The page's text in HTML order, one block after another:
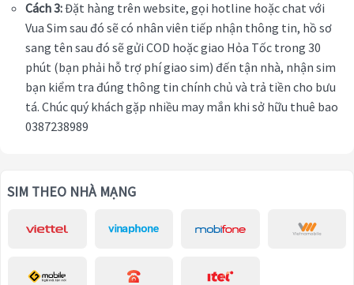
Cách 3:Đặt hàng trên website, gọi hotline hoặc chat với
Vua Sim sau đó sẽ có nhân viên tiếp nhận thông tin, hồ sơ
sang tên sau đó sẽ gửi COD hoặc giao Hỏa Tốc trong 30
phút (bạn phải hỗ trợ phí giao sim) đến tận nhà, nhận sim
bạn kiểm tra đúng thông tin chính chủ và trả tiền cho bưu
tá. Chúc quý khách gặp nhiều may mắn khi sở hữu thuê bao
0387238989
SIM THEO NHÀ MẠNG